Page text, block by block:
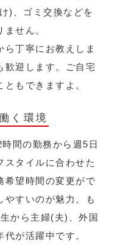
)、ゴミ交換などを
せん。
丁寧にお教えしま
歓迎します。ご自宅
もできますよ。
く環境
間の勤務から週5日
スタイルに合わせた
希望時間の変更がで
やすいのが魅力。も
から主婦(夫)、外国
が活躍中です。